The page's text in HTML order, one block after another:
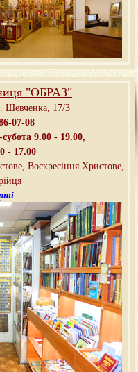
"ОБРАЗ"
Шевченка, 17/3
07-08
9.00 - 19.00,
- 17.00
Воскресіння Христове,